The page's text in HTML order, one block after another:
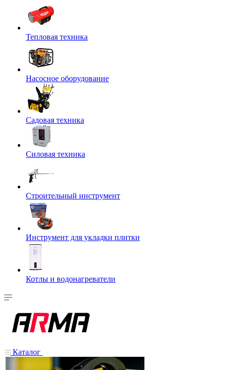
Тепловая техника
Насосное оборудование
Садовая техника
Силовая техника
Строительный инструмент
Инструмент для укладки плитки
Котлы и водонагреватели
Каталог